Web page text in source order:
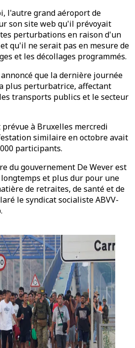
l'autre grand aéroport de
son site web qu'il prévoyait
perturbations en raison d'un
qu'il ne serait pas en mesure de
et les décollages programmés.
que la dernière journée
plus perturbatrice, affectant
transports publics et le secteur
à Bruxelles mercredi
similaire en octobre avait
participants.
du gouvernement De Wever est
et plus dur pour une
de retraites, de santé et de
le syndicat socialiste ABVV-